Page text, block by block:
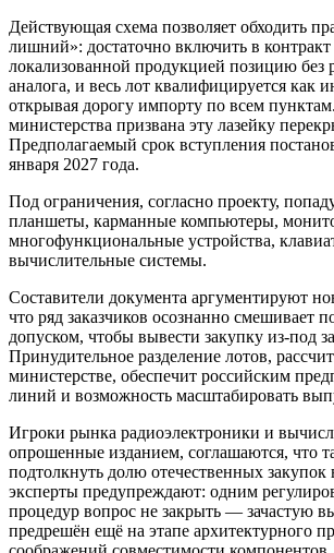
Действующая схема позволяет обходить
лишний»: достаточно включить в контракт
локализованной продукцией позицию без
аналога, и весь лот квалифицируется как
открывая дорогу импорту по всем
министерства призвана эту лазейку
Предполагаемый срок вступления
января 2027 года.
Под ограничения, согласно проекту,
планшеты, карманные компьютеры,
многофункциональные устройства,
вычислительные системы.
Составители документа аргументируют
что ряд заказчиков осознанно смешивает
допуском, чтобы вывести закупку из-под
Принудительное разделение лотов,
министерстве, обеспечит российским
линий и возможность масштабировать
Игроки рынка радиоэлектроники и
опрошенные изданием, соглашаются, что
подтолкнуть долю отечественных закупок
эксперты предупреждают: одним
процедур вопрос не закрыть — зачастую
предрешён ещё на этапе архитектурного